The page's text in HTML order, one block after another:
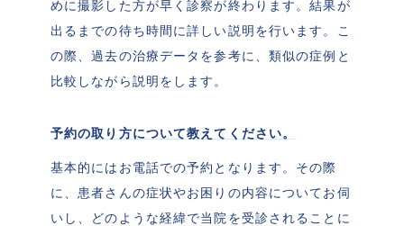
めに撮影した方が早く診察が終わります。結果が
出るまでの待ち時間に詳しい説明を行います。こ
の際、過去の治療データを参考に、類似の症例と
比較しながら説明をします。
予約の取り方について教えてください。
基本的にはお電話での予約となります。その際
に、患者さんの症状やお困りの内容についてお伺
いし、どのような経緯で当院を受診されることに